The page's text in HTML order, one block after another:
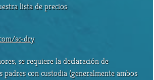
lista de precios
sc-dry
se requiere la declaración de
padres con custodia (generalmente ambos